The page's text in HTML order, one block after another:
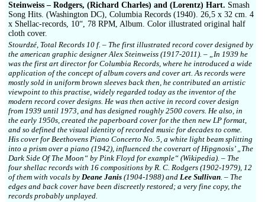
Steinweiss – Rodgers, (Richard Charles) and (Lorentz) Hart. Smash
Song Hits. (Washington DC), Columbia Records (1940). 26,5 x 32 cm. 4
x Shellac-records, 10“, 78 RPM, Album. Color illustrated original half
cloth cover.
Stourdzé, Total Records 10 f. – The first illustrated record cover designed by
the american graphic designer Alex Steinweiss (1917-2011). – „In 1939 he
was the first art director for Columbia Records, where he introduced a wide
application of the concept of album covers and cover art. As records were
mostly sold in uniform brown sleeves back then, he contributed an artistic
viewpoint to this practise, widely regarded today as the inventor of the
modern record cover designs. He was then active in record cover design
from 1939 until 1973, and has designed roughly 2500 covers. He also, in
the early 1950s, created the paperboard cover for the then new LP format,
and so defined the visual identity of recorded music for decades to come.
His cover for Beethovens Piano Concerto No. 5, a white light beam splitting
into a prism over a piano (1942), influenced the coverart of Hipgnosis’ „The
Dark Side Of The Moon“ by Pink Floyd for example“ (Wikipedia). – The
four shellac records with 16 compositions by R. C. Rodgers (1902-1979), 12
of them with vocals by Deane Janis (1904-1988) and Lee Sullivan. – The
edges and back cover have been discreetly restored; a very fine copy, the
records probably unplayed.